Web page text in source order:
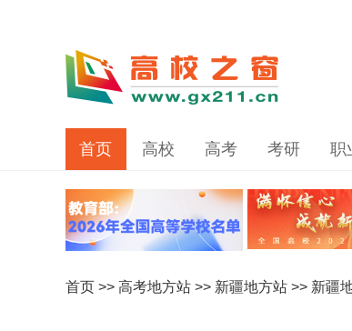
首页 高校 高考 考研 职
首页 >> 高考地方站 >> 新疆地方站 >> 新疆